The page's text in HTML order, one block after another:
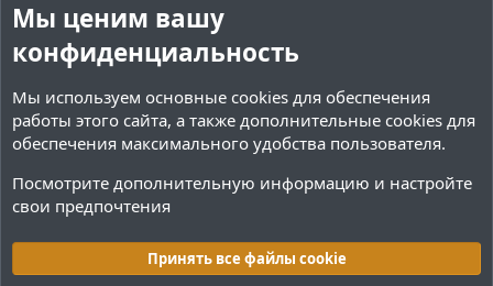
г
о
о
с
о
с
Cookies Тёмная (2020)
Русский (RU)
Мы ценим вашу
конфиденциальность
Мы используем основные cookies для обеспечения
работы этого сайта, а также дополнительные cookies для
обеспечения максимального удобства пользователя.
Посмотрите дополнительную информацию и настройте
свои предпочтения
Принять все файлы cookie